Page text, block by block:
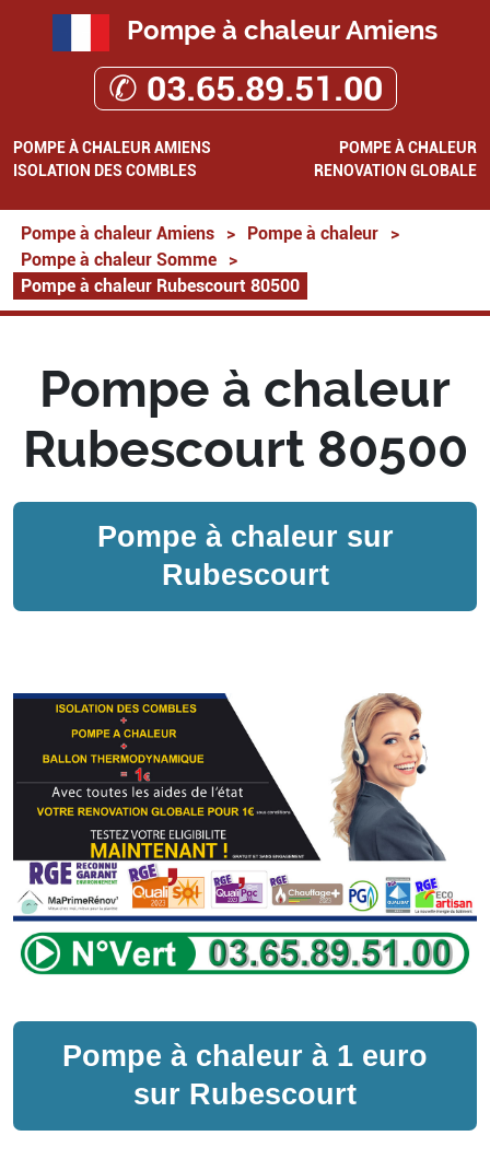
Pompe à chaleur Amiens
✆ 03.65.89.51.00
POMPE À CHALEUR AMIENS
POMPE À CHALEUR
ISOLATION DES COMBLES
RENOVATION GLOBALE
Pompe à chaleur Amiens > Pompe à chaleur
>
Pompe à chaleur Somme
>
Pompe à chaleur Rubescourt 80500
Pompe à chaleur
Rubescourt 80500
Pompe à chaleur sur
Rubescourt
Pompe à chaleur à 1 euro
sur Rubescourt